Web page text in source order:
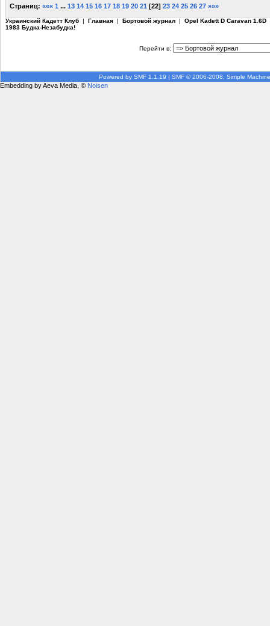
Страниц: ««« 1 ... 13 14 15 16 17 18 19 20 21 [22] 23 24 25 26 27 »»»
Украинский Кадетт Клуб | Главная | Бортовой журнал | Opel Kadett D Caravan 1.6D
1983 Будка-Незабудка!
Перейти в:
Powered by SMF 1.1.19 | SMF © 2006-2008, Simple
Embedding by Aeva Media, © Noisen